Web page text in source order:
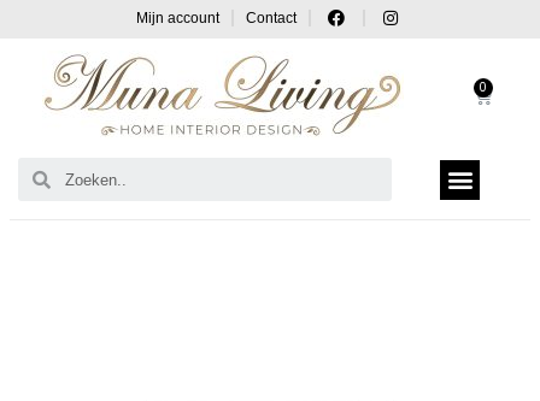
Mijn account Contact
0